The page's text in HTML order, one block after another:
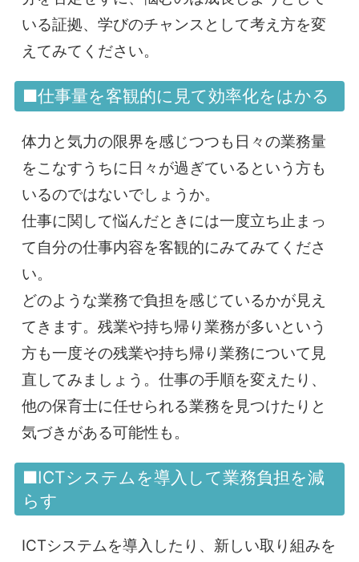
いる証拠、学びのチャンスとして考え方を変
えてみてください。
■仕事量を客観的に見て効率化をはかる
体力と気力の限界を感じつつも日々の業務量
をこなすうちに日々が過ぎているという方も
いるのではないでしょうか。
仕事に関して悩んだときには一度立ち止まっ
て自分の仕事内容を客観的にみてみてくださ
い。
どのような業務で負担を感じているかが見え
てきます。残業や持ち帰り業務が多いという
方も一度その残業や持ち帰り業務について見
直してみましょう。仕事の手順を変えたり、
他の保育士に任せられる業務を見つけたりと
気づきがある可能性も。
■ICTシステムを導入して業務負担を減
らす
ICTシステムを導入したり、新しい取り組みを